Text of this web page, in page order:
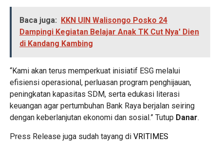
Baca juga: KKN UIN Walisongo Posko 24
Dampingi Kegiatan Belajar Anak TK Cut Nya' Dien
di Kandang Kambing
“Kami akan terus memperkuat inisiatif ESG melalui
efisiensi operasional, perluasan program penghijauan,
peningkatan kapasitas SDM, serta edukasi literasi
keuangan agar pertumbuhan Bank Raya berjalan seiring
dengan keberlanjutan ekonomi dan sosial.” Tutup Danar.
Press Release juga sudah tayang di VRITIMES